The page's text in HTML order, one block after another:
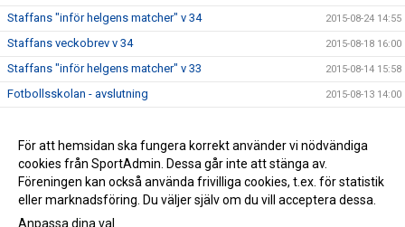
Staffans "inför helgens matcher" v 34 2015-08-24 14:55
Staffans veckobrev v 34 2015-08-18 16:00
Staffans "inför helgens matcher" v 33 2015-08-14 15:58
Fotbollsskolan - avslutning 2015-08-13 14:00
Staffans veckobrev v 32 2015-08-04 09:07
Staffans “inför helgens matcher” v 31 2015-07-31 09:21
För att hemsidan ska fungera korrekt använder vi nödvändiga
cookies från SportAdmin. Dessa går inte att stänga av.
Föreningen kan också använda frivilliga cookies, t.ex. för statistik
eller marknadsföring. Du väljer själv om du vill acceptera dessa.
Anpassa dina val